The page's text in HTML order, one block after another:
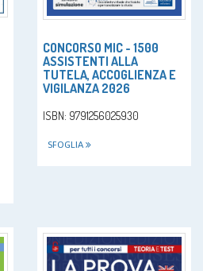
CONCORSO MIC - 1500
ASSISTENTI ALLA
TUTELA, ACCOGLIENZA E
VIGILANZA 2026
ISBN: 9791256025930
SFOGLIA